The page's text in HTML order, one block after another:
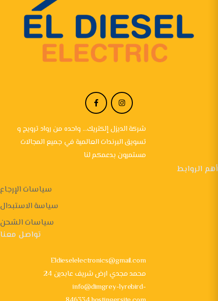
شركة الديزل إلكتريك... واحده من رواد ترويج و
تسويق البرندات العالمية في جميع المجالات
مستمرون بدعمكم لنا
أهم الروابط
سياسات الإرجاع
سياسة الاستبدال
سياسات الشحن
تواصل معنا
Eldieselelectronics@gmail.com
24 محمد مجدي ارض شريف عابدين
info@dimgrey-lyrebird-